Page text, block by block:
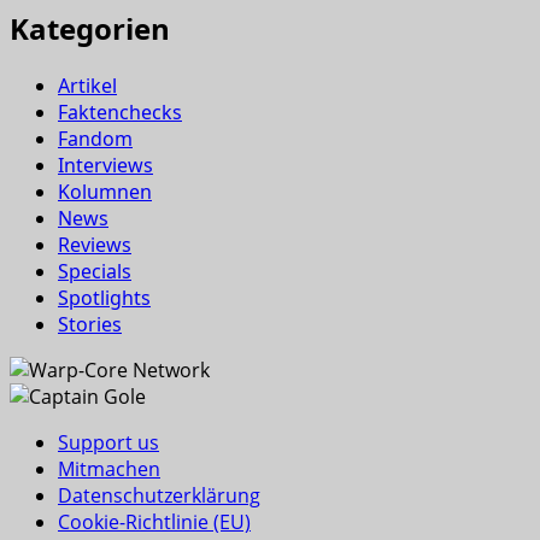
Kategorien
Artikel
Faktenchecks
Fandom
Interviews
Kolumnen
News
Reviews
Specials
Spotlights
Stories
Support us
Mitmachen
Datenschutzerklärung
Cookie-Richtlinie (EU)